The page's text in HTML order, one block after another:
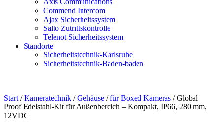
Axis Communications
Commend Intercom
Ajax Sicherheitssystem​
Salto Zutrittskontrolle
Telenot Sicherheitssystem
Standorte
Sicherheitstechnik-Karlsruhe
Sicherheitstechnik-Baden-baden
Start /Kameratechnik /Gehäuse /für Boxed Kameras / Global
Proof Edelstahl-Kit für Außenbereich – Kompakt, IP66, 280 mm,
12VDC